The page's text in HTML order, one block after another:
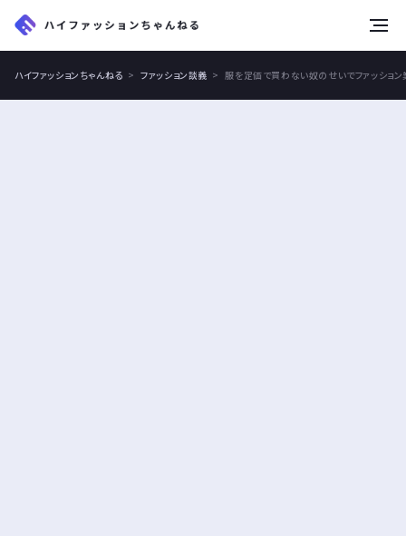
ハイファッションちゃんねる ファッション談義 服を定価で買わない奴のせいでファッショ